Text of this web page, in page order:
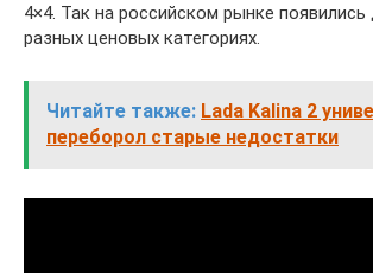
4×4. Так на российском рынке
разных ценовых категориях.
Читайте также: Lada Kalina 2
переборол старые недостатки